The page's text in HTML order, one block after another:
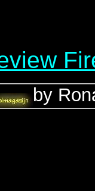
by